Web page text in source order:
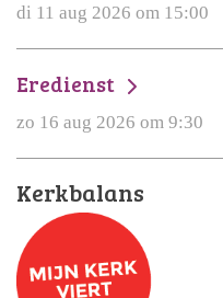
di 11 aug 2026 om 15:00
Eredienst
zo 16 aug 2026 om 9:30
Kerkbalans